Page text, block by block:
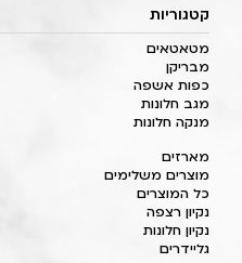
קטגוריות
מטאטאים
מבריקן
כפות אשפה
מגב חלונות
מנקה חלונות
מארזים
מוצרים משלימים
כל המוצרים
נקיון רצפה
נקיון חלונות
גליידרים